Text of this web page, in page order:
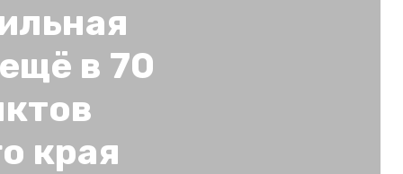
в 70
края